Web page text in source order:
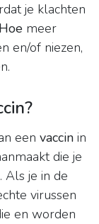
je klachten
Hoe meer
en/of niezen,
een vaccin in
die je
Als je in de
virussen
en worden